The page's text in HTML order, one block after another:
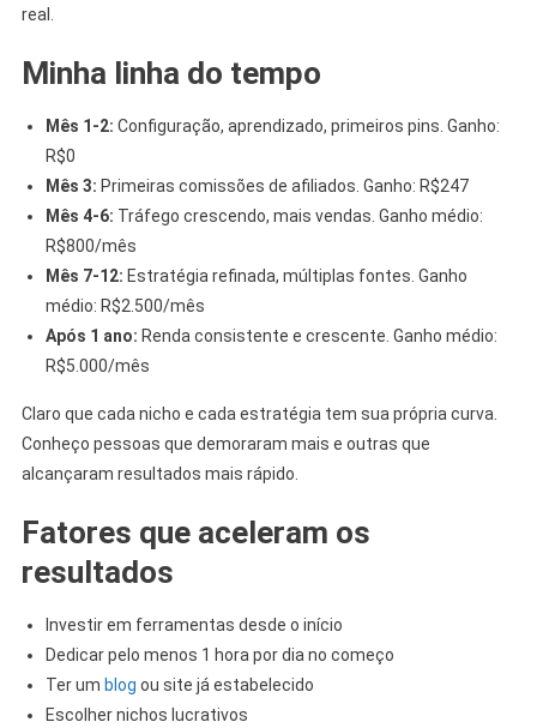
real.
Minha linha do tempo
Mês 1-2: Configuração, aprendizado, primeiros pins. Ganho:
R$0
Mês 3: Primeiras comissões de afiliados. Ganho: R$247
Mês 4-6: Tráfego crescendo, mais vendas. Ganho médio:
R$800/mês
Mês 7-12: Estratégia refinada, múltiplas fontes. Ganho
médio: R$2.500/mês
Após 1 ano: Renda consistente e crescente. Ganho médio:
R$5.000/mês
Claro que cada nicho e cada estratégia tem sua própria curva.
Conheço pessoas que demoraram mais e outras que
alcançaram resultados mais rápido.
Fatores que aceleram os
resultados
Investir em ferramentas desde o início
Dedicar pelo menos 1 hora por dia no começo
Ter um blog ou site já estabelecido
Escolher nichos lucrativos